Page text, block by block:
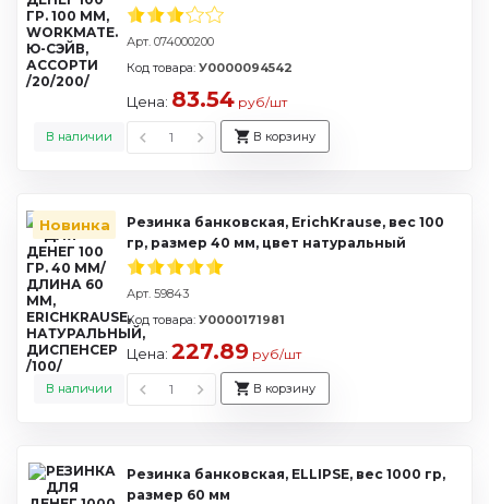
Арт. 074000200
В наличии
Код товара: У0000094542
Цена: 83.54 руб/шт
В корзину
Новинка
Резинка банковская, ErichKrause, вес 100
гр, размер 40 мм, цвет натуральный
Арт. 59843
В наличии
Код товара: У0000171981
Цена: 227.89 руб/шт
В корзину
Резинка банковская, ELLIPSE, вес 1000 гр,
размер 60 мм